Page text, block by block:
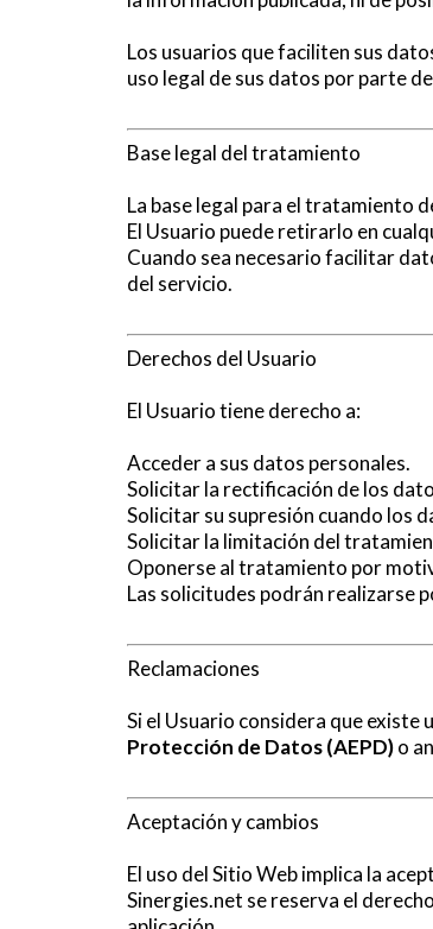
Los usuarios que faciliten sus
uso legal de sus datos por parte
Base legal del tratamiento
La base legal para el tratamiento
El Usuario puede retirarlo en
Cuando sea necesario facilitar
del servicio.
Derechos del Usuario
El Usuario tiene derecho a:
Acceder a sus datos personales.
Solicitar la rectificación de los
Solicitar su supresión cuando los
Solicitar la limitación del
Oponerse al tratamiento por
Las solicitudes podrán realizarse
Reclamaciones
Si el Usuario considera que
Protección de Datos (AEPD)o
Aceptación y cambios
El uso del Sitio Web implica la
Sinergies.net se reserva el